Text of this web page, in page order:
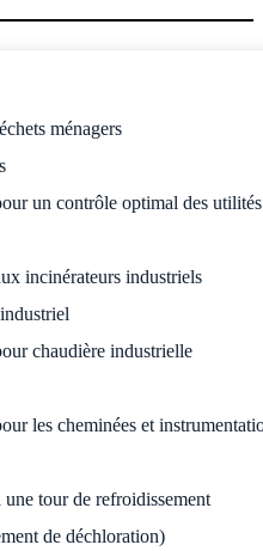
ménagers
un contrôle optimal des
incinérateurs industriels
chaudière industrielle
les cheminées et
tour de refroidissement
de déchloration)